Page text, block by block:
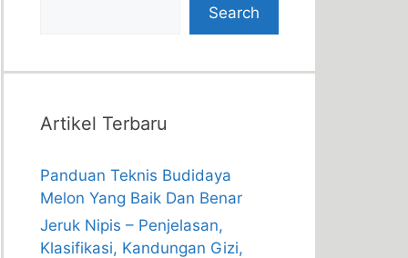
Search
Artikel Terbaru
Panduan Teknis Budidaya
Melon Yang Baik Dan Benar
Jeruk Nipis – Penjelasan,
Klasifikasi, Kandungan Gizi,